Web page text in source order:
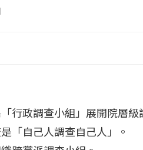
行政調查小組」展開院層級
「自己人調查自己人」。